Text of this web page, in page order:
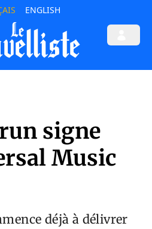
ENGLISH
signe
Music
déjà à délivrer